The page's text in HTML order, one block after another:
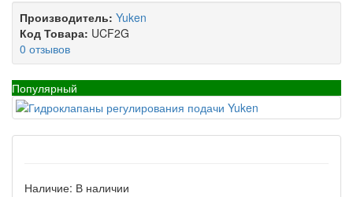
Производитель: Yuken
Код Товара: UCF2G
0 отзывов
Популярный
Наличие: В наличии